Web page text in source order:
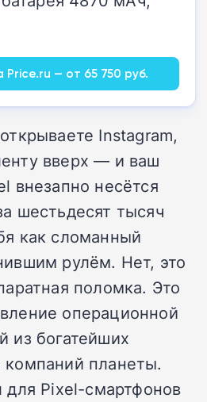
— от 65 750 руб.
Instagram,
вверх — и ваш
внезапно несётся
шестьдесят тысяч
как сломанный
рулём. Нет, это
поломка. Это
операционной
из богатейших
компаний планеты.
Pixel-смартфонов